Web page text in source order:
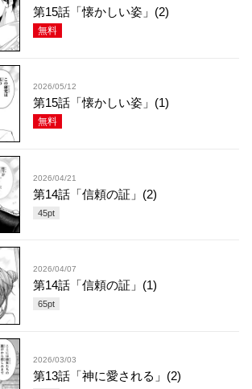
第15話「懐かしい姿」(2)
無料
2026/05/12
第15話「懐かしい姿」(1)
無料
2026/04/21
第14話「信頼の証」(2)
45pt
2026/04/07
第14話「信頼の証」(1)
65pt
2026/03/03
第13話「神に愛される」(2)